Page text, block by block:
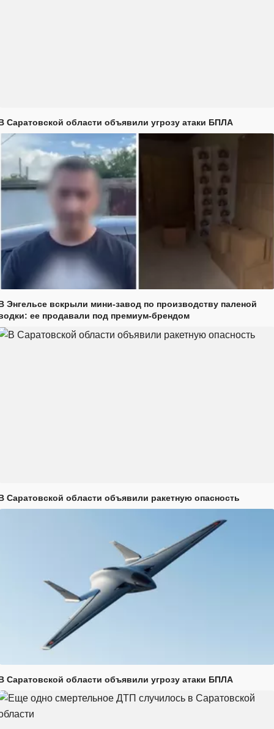
Саратовской области объявили угрозу атаки БПЛА
Энгельсе вскрыли мини-завод по производству паленой
ее продавали под премиум-брендом
Саратовской области объявили ракетную опасность
Саратовской области объявили угрозу атаки БПЛА